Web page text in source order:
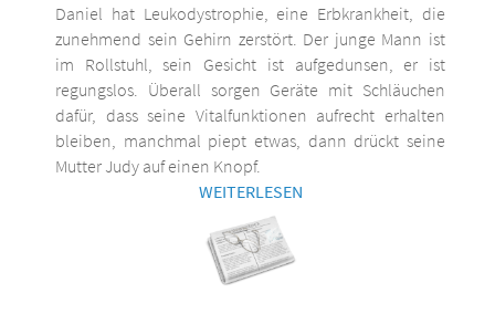
Daniel hat Leukodystrophie, eine Erbkrankheit, die
zunehmend sein Gehirn zerstört. Der junge Mann ist
im Rollstuhl, sein Gesicht ist aufgedunsen, er ist
regungslos. Überall sorgen Geräte mit Schläuchen
dafür, dass seine Vitalfunktionen aufrecht erhalten
bleiben, manchmal piept etwas, dann drückt seine
Mutter Judy auf einen Knopf.
WEITERLESEN